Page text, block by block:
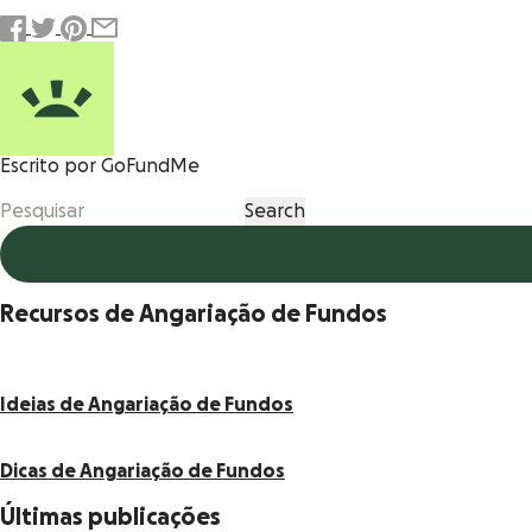
Escrito por GoFundMe
Recursos de Angariação de Fundos
Ideias de Angariação de Fundos
Dicas de Angariação de Fundos
Últimas publicações